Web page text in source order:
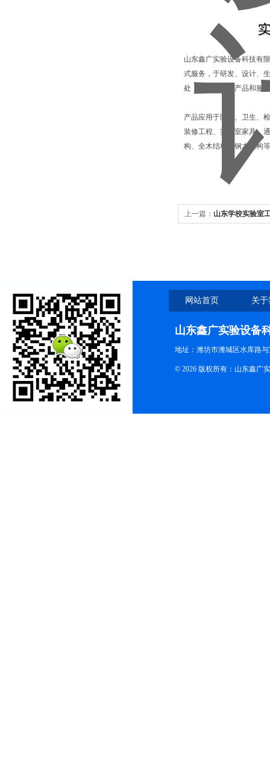
山东鑫广实验设备科技有
式服务，于研发、设计、
处，为客户提供产品和服
产品应用于医疗、卫生、
装修工程、实验室家具、
构、全木结构、钢木结构
上一篇： 山东学校实验室
网站首页 关
山东鑫广实验设备
地址：潍坊市潍城区水库路
© 2026 版权所有：山东鑫广